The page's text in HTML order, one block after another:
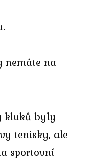
nemáte na
kluků byly
tenisky, ale
sportovní